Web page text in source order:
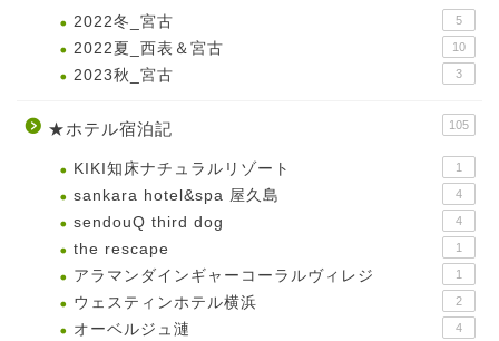
2022冬_宮古 5
2022夏_西表＆宮古 10
2023秋_宮古 3
★ホテル宿泊記 105
KIKI知床ナチュラルリゾート 1
sankara hotel&spa 屋久島 4
sendouQ third dog 4
the rescape 1
アラマンダインギャーコーラルヴィレジ 1
ウェスティンホテル横浜 2
オーベルジュ漣 4